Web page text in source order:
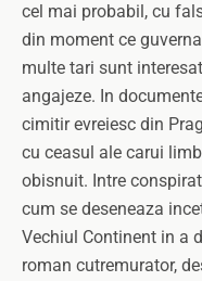
cel mai probabil, cu
din moment ce
multe tari sunt
angajeze. In
cimitir evreiesc din
cu ceasul ale carui
obisnuit. Intre
cum se deseneaza
Vechiul Continent in a
roman cutremurator,